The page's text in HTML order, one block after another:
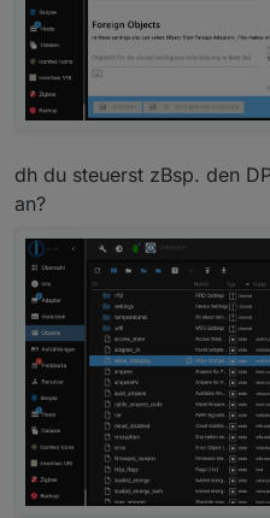
dh du steuerst zBsp. den
an?